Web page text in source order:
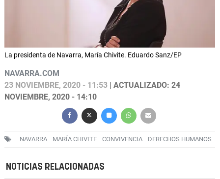
La presidenta de Navarra, María Chivite. Eduardo Sanz/EP
NAVARRA.COM
23 NOVIEMBRE, 2020 - 11:53 | ACTUALIZADO: 24
NOVIEMBRE, 2020 - 14:10
NAVARRA MARÍA CHIVITE CONVIVENCIA DERECHOS HUMANOS
NOTICIAS RELACIONADAS